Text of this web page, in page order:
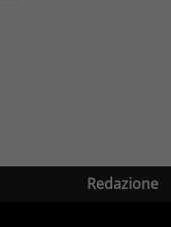
Redazione